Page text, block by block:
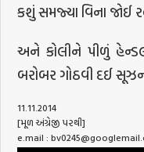
કશું સમજ્યા વિના જોઈ
અને કોલીને પીળું હેન્ડલ
બરોબર ગોઠવી દઈ
11.11.2014
[મૂળ અંગ્રેજી પરથી]
e.mail :